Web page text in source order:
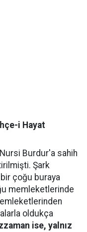
i Hayat
Burdur'a sahih
Şark
çoğu buraya
memleketlerinde
oldukça
ise, yalnız